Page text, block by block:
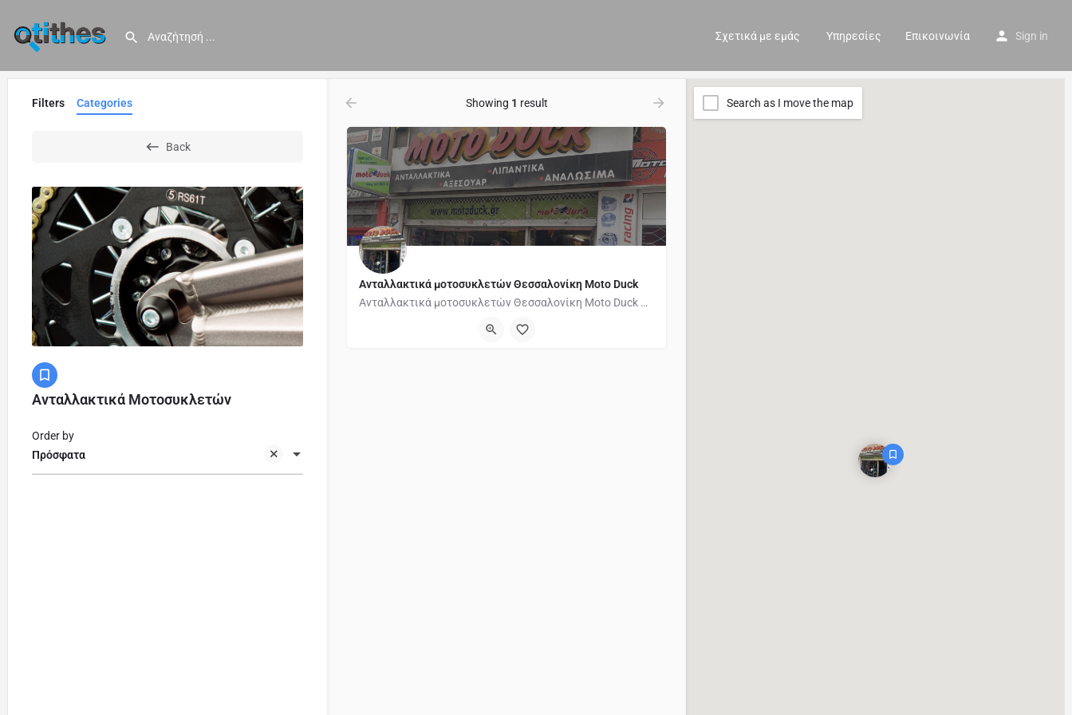
Σχετικά με εμάς Υπηρεσίες Επικοινωνία Sign in
Filters Categories
Back
Ανταλλακτικά Μοτοσυκλετών
Πρόσφατα
Order by
Showing 1 result
Ανταλλακτικά μοτοσυκλετών Θεσσαλονίκη Moto Duck
Ανταλλακτικά μοτοσυκλετών Θεσσαλονίκη Moto Duck Η εταιρία Moto Duck δραστηριοποιείται στο χώρο της…
Search as I move the map